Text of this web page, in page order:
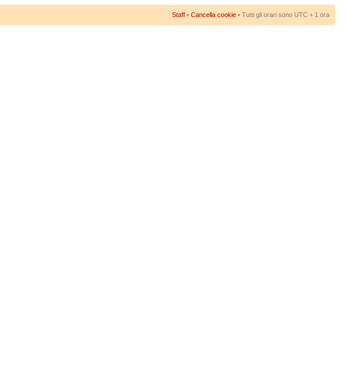
Staff • Cancella cookie • Tutti gli orari sono UTC + 1 ora